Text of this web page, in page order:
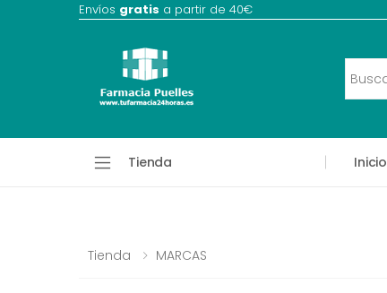
Envíos gratis a partir de 40€
Tienda Inicio
Tienda MARCAS